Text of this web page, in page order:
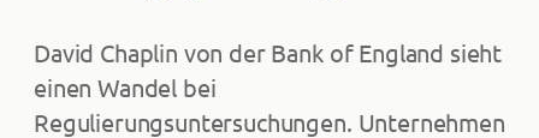
David Chaplin von der Bank of England sieht
einen Wandel bei
Regulierungsuntersuchungen. Unternehmen